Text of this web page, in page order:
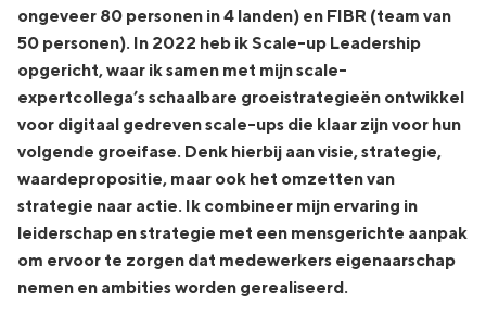
ongeveer 80 personen in 4 landen) en FIBR (team van
50 personen). In 2022 heb ik Scale-up Leadership
opgericht, waar ik samen met mijn scale-
expertcollega’s schaalbare groeistrategieën ontwikkel
voor digitaal gedreven scale-ups die klaar zijn voor hun
volgende groeifase. Denk hierbij aan visie, strategie,
waardepropositie, maar ook het omzetten van
strategie naar actie. Ik combineer mijn ervaring in
leiderschap en strategie met een mensgerichte aanpak
om ervoor te zorgen dat medewerkers eigenaarschap
nemen en ambities worden gerealiseerd.